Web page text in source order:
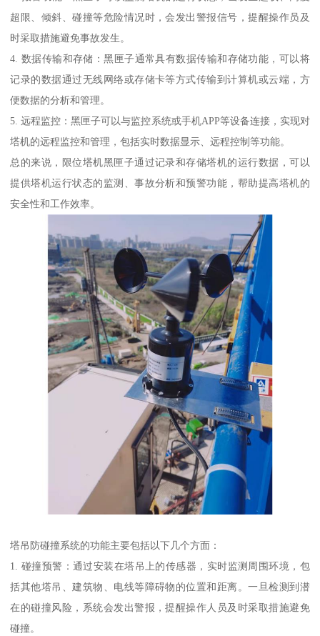
超限、倾斜、碰撞等危险情况时，会发出警报信号，提醒操作员及
时采取措施避免事故发生。
4. 数据传输和存储：黑匣子通常具有数据传输和存储功能，可以将
记录的数据通过无线网络或存储卡等方式传输到计算机或云端，方
便数据的分析和管理。
5. 远程监控：黑匣子可以与监控系统或手机APP等设备连接，实现对
塔机的远程监控和管理，包括实时数据显示、远程控制等功能。
总的来说，限位塔机黑匣子通过记录和存储塔机的运行数据，可以
提供塔机运行状态的监测、事故分析和预警功能，帮助提高塔机的
安全性和工作效率。
塔吊防碰撞系统的功能主要包括以下几个方面：
1. 碰撞预警：通过安装在塔吊上的传感器，实时监测周围环境，包
括其他塔吊、建筑物、电线等障碍物的位置和距离。一旦检测到潜
在的碰撞风险，系统会发出警报，提醒操作人员及时采取措施避免
碰撞。